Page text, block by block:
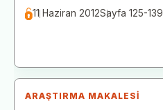
11 Haziran 2012Sayfa 125-139
ARAŞTIRMA MAKALESI